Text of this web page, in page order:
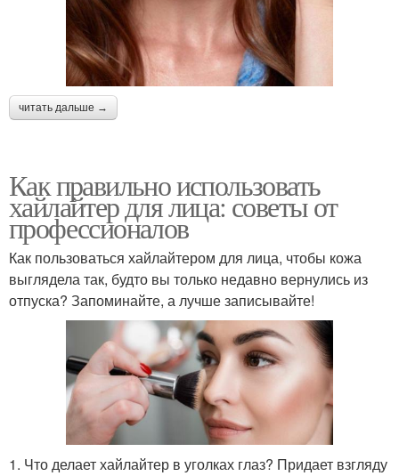
читать дальше →
Как правильно использовать
хайлайтер для лица: советы от
профессионалов
Как пользоваться хайлайтером для лица, чтобы кожа
выглядела так, будто вы только недавно вернулись из
отпуска? Запоминайте, а лучше записывайте!
1. Что делает хайлайтер в уголках глаз? Придает взгляду